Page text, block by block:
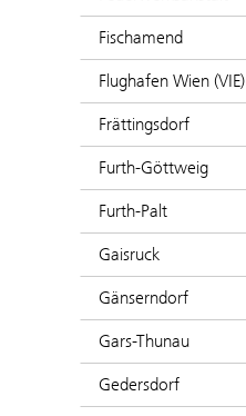
Fischamend
Flughafen Wien (VIE)
Frättingsdorf
Furth-Göttweig
Furth-Palt
Gaisruck
Gänserndorf
Gars-Thunau
Gedersdorf